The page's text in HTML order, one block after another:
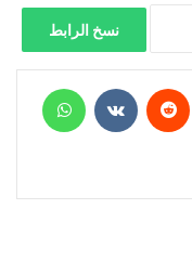
نسخ الرابط